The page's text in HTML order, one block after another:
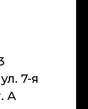
7-я
А